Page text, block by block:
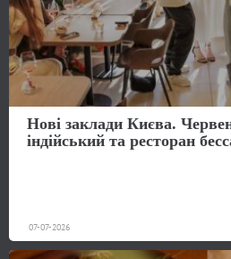
Нові заклади Києва.
індійський та ресторан
07-07-2026